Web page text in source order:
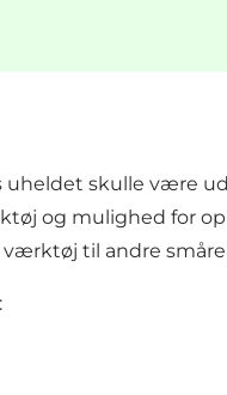
skulle være
og mulighed for
til andre